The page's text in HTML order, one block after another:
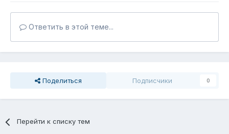
Ответить в этой теме...
Поделиться Подписчики 0
Перейти к списку тем